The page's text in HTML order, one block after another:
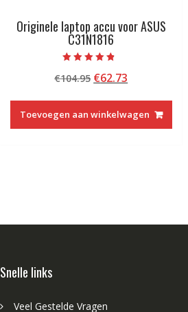
Originele laptop accu voor ASUS
C31N1816
met
4.50
€104.95 Oorspronkelijke
was:
€104.95.
€62.73
€62.73.
Toevoegen aan winkelwagen
Snelle links
Veel Gestelde Vragen